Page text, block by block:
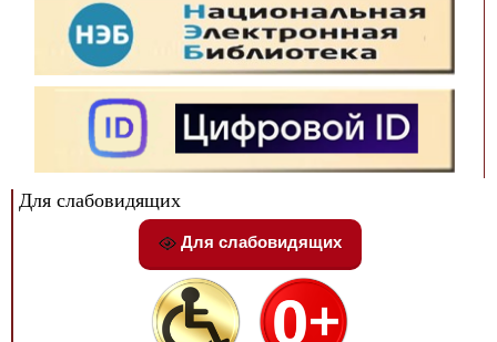
Для слабовидящих
Для слабовидящих